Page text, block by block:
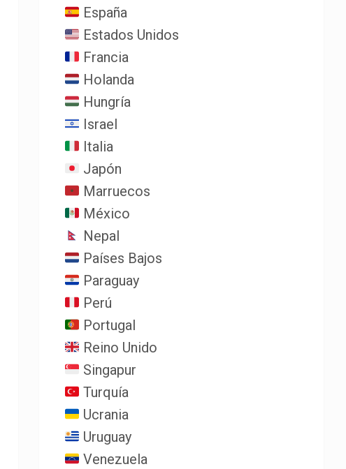
España
Estados Unidos
Francia
Holanda
Hungría
Israel
Italia
Japón
Marruecos
México
Nepal
Países Bajos
Paraguay
Perú
Portugal
Reino Unido
Singapur
Turquía
Ucrania
Uruguay
Venezuela